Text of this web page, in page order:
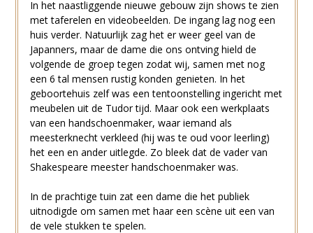
In het naastliggende nieuwe gebouw zijn shows te zien
met taferelen en videobeelden. De ingang lag nog een
huis verder. Natuurlijk zag het er weer geel van de
Japanners, maar de dame die ons ontving hield de
volgende de groep tegen zodat wij, samen met nog
een 6 tal mensen rustig konden genieten. In het
geboortehuis zelf was een tentoonstelling ingericht met
meubelen uit de Tudor tijd. Maar ook een werkplaats
van een handschoenmaker, waar iemand als
meesterknecht verkleed (hij was te oud voor leerling)
het een en ander uitlegde. Zo bleek dat de vader van
Shakespeare meester handschoenmaker was.
In de prachtige tuin zat een dame die het publiek
uitnodigde om samen met haar een scène uit een van
de vele stukken te spelen.